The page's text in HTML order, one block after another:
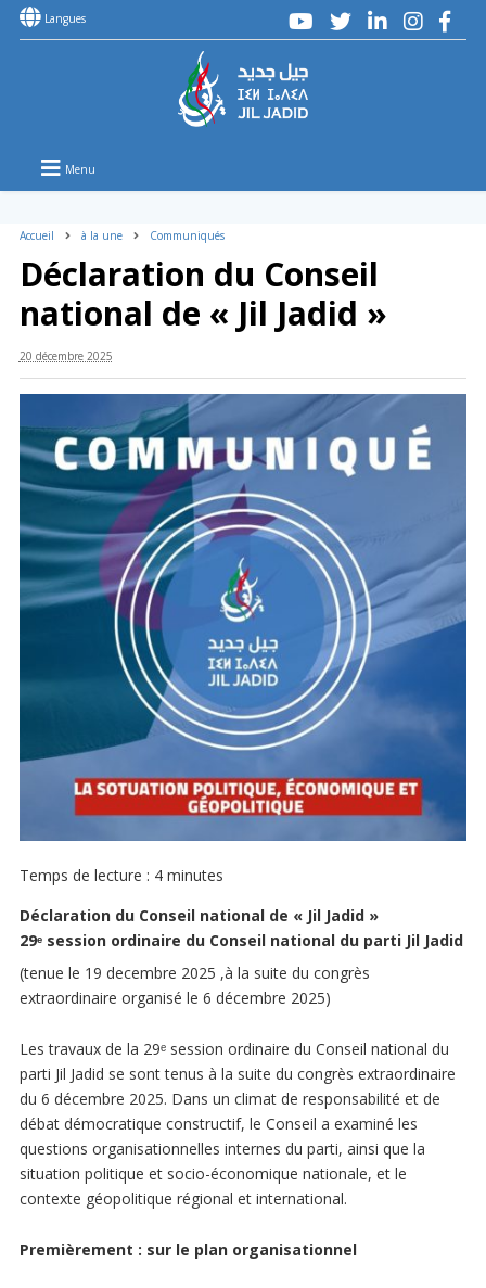
Langues
Menu
Accueil à la une Communiqués
Déclaration du Conseil
national de « Jil Jadid »
20 décembre 2025
Temps de lecture : 4 minutes
Déclaration du Conseil national de « Jil Jadid »
29ᵉ session ordinaire du Conseil national du parti Jil Jadid
(tenue le 19 decembre 2025 ,à la suite du congrès
extraordinaire organisé le 6 décembre 2025)
Les travaux de la 29ᵉ session ordinaire du Conseil national du
parti Jil Jadid se sont tenus à la suite du congrès extraordinaire
du 6 décembre 2025. Dans un climat de responsabilité et de
débat démocratique constructif, le Conseil a examiné les
questions organisationnelles internes du parti, ainsi que la
situation politique et socio-économique nationale, et le
contexte géopolitique régional et international.
Premièrement : sur le plan organisationnel